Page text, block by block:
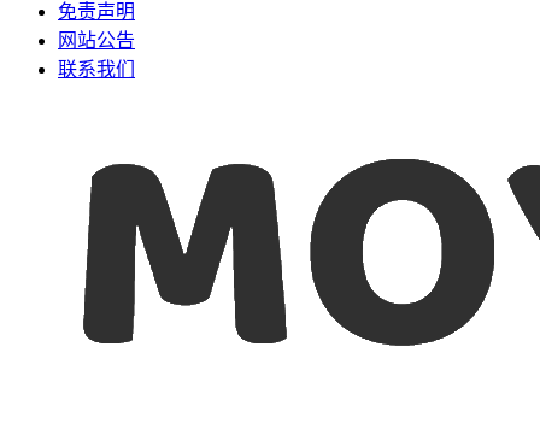
免责声明
网站公告
联系我们